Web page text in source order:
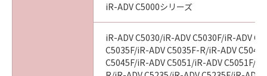
(3)キヤノン、キヤノンのライセンサー、キヤノ
ンの子会社、それらの販売代理店および販売店
は、「許諾ソフトウェア」または「許諾ソフト
ウェア」の使用に起因または関連してお客様と
iR-ADV C5000シリーズ
iR-ADV C5030/iR-ADV C5030F/iR-ADV
C5035F/iR-ADV C5035F-R/iR-ADV
C5045F/iR-ADV C5051/iR-ADV C5051F/